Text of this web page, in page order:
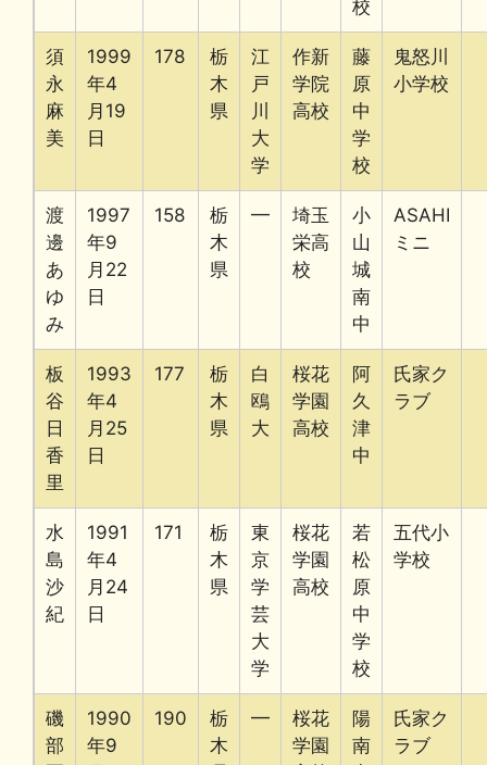
校
須
永
麻
美
1999
年4
月19
日
178
栃
木
県
江
戸
川
大
学
作新
学院
高校
藤
原
中
学
校
鬼怒川
小学校
渡
邊
あ
ゆ
み
1997
年9
月22
日
158
栃
木
県
━
埼玉
栄高
校
小
山
城
南
中
ASAHI
ミニ
板
谷
日
香
里
1993
年4
月25
日
177
栃
木
県
白
鴎
大
桜花
学園
高校
阿
久
津
中
氏家ク
ラブ
水
島
沙
紀
1991
年4
月24
日
171
栃
木
県
東
京
学
芸
大
学
桜花
学園
高校
若
松
原
中
学
校
五代小
学校
磯
部
1990
年9
190
栃
木
━
桜花
学園
陽
南
氏家ク
ラブ